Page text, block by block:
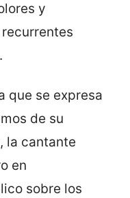
y
que se expresa
de su
la cantante
en
sobre los